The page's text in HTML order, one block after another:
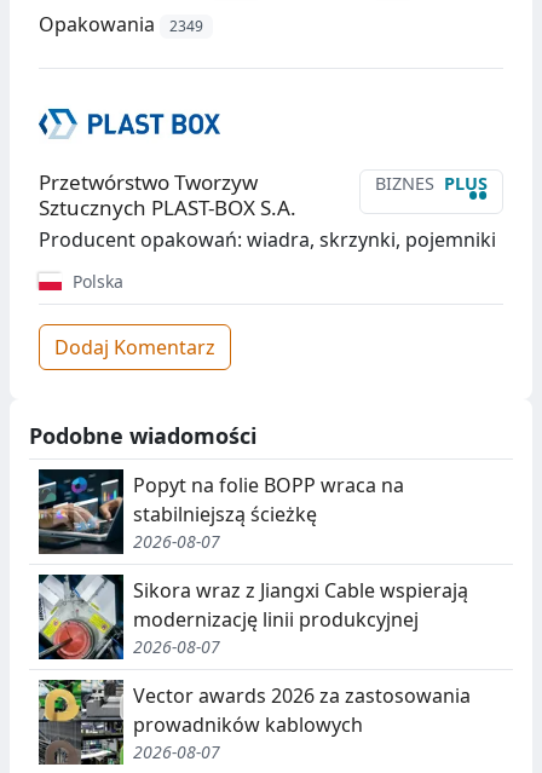
Opakowania 2349
BIZNES PLUS
••
Przetwórstwo Tworzyw
Sztucznych PLAST-BOX S.A.
Producent opakowań: wiadra, skrzynki, pojemniki
Polska
Dodaj Komentarz
Podobne wiadomości
Popyt na folie BOPP wraca na
stabilniejszą ścieżkę
2026-08-07
Sikora wraz z Jiangxi Cable wspierają
modernizację linii produkcyjnej
2026-08-07
Vector awards 2026 za zastosowania
prowadników kablowych
2026-08-07